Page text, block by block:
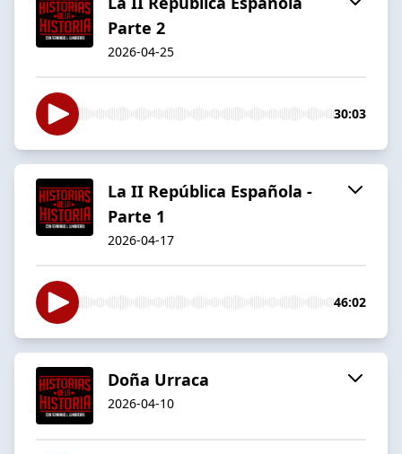
Parte 2
2026-04-25
30:03
La II República Española -
Parte 1
2026-04-17
46:02
Doña Urraca
2026-04-10